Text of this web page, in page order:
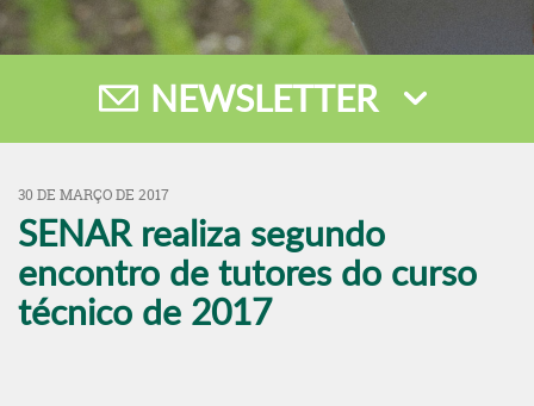
NEWSLETTER
30 DE MARÇO DE 2017
SENAR realiza segundo
encontro de tutores do curso
técnico de 2017